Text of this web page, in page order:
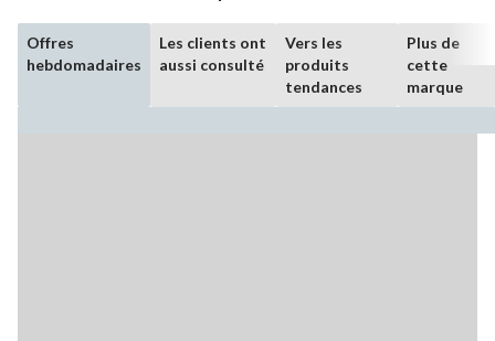
Offres
hebdomadaires
Les clients ont
aussi consulté
Vers les
produits
tendances
Plus de
cette
marque